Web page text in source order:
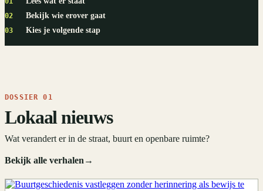
02 Bekijk wie erover gaat
03 Kies je volgende stap
DOSSIER 01
Lokaal nieuws
Wat verandert er in de straat, buurt en openbare ruimte?
Bekijk alle verhalen→